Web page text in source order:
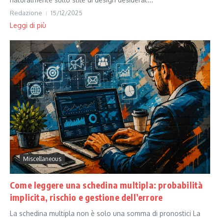
Redazione 15/12/2025
Leggi di più
Miscellaneous
Come leggere una schedina multipla: probabilità
implicita, rischio e gestione dell’errore
La schedina multipla non è solo una somma di pronostici La